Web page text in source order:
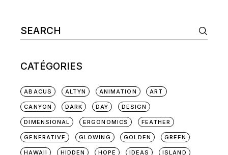
Search
for:
CATÉGORIES
ABACUS ALTYN ANIMATION ART
CANYON DARK DAY DESIGN
DIMENSIONAL ERGONOMICS FEATHER
GENERATIVE GLOWING GOLDEN GREEN
HAWAII HIDDEN HOPE IDEAS ISLAND